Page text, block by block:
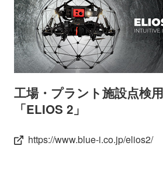
工場・プラント施設点検
「ELIOS 2」
https://www.blue-i.co.jp/elios2/